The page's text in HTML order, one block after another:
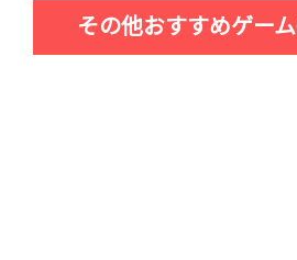
その他おすすめゲーム